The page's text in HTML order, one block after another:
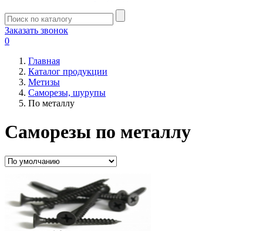
Заказать звонок
0
Главная
Каталог продукции
Метизы
Саморезы, шурупы
По металлу
Саморезы по металлу